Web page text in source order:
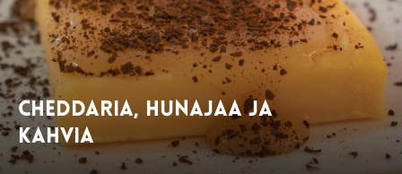
Cheddaria, hunajaa ja
kahvia